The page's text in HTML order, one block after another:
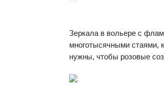
Зеркала в вольере с
многотысячными стаями,
нужны, чтобы розовые